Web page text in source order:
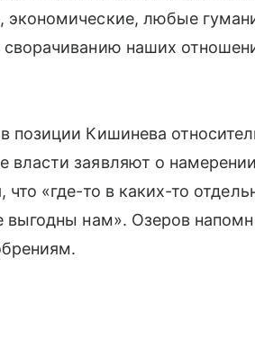
любые
сворачиванию наших
позиции Кишинева
заявляют о
«где-то в каких-то
выгодны нам». Озеров